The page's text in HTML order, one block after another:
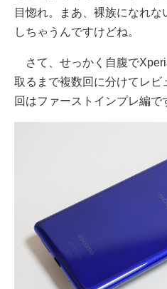
目惚れ。まあ、裸族になれ
しちゃうんですけどね。
さて、せっかく自腹で
取るまで複数回に分けてレビ
回はファーストインプレ編で